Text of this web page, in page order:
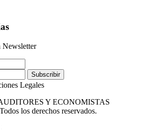
Newsletter
Subscribir
Legales
Y ECONOMISTAS
los derechos reservados.